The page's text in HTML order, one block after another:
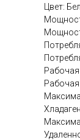
Цвет:
Рабочая
Рабочая